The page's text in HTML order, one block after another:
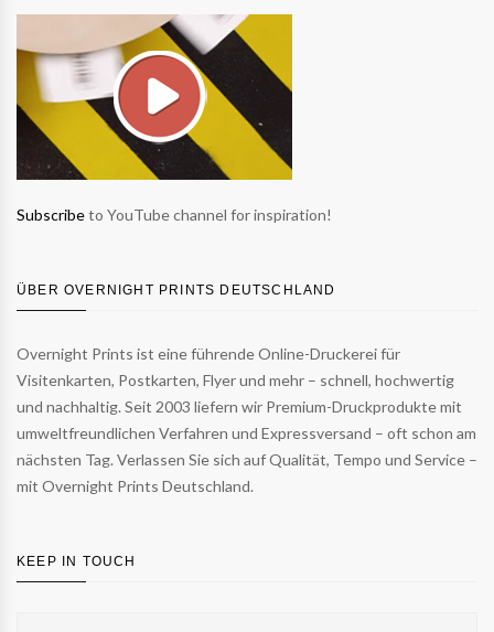
Subscribeto YouTube channel for inspiration!
ÜBER OVERNIGHT PRINTS DEUTSCHLAND
Overnight Prints ist eine führende Online-Druckerei für
Visitenkarten, Postkarten, Flyer und mehr – schnell, hochwertig
und nachhaltig. Seit 2003 liefern wir Premium-Druckprodukte mit
umweltfreundlichen Verfahren und Expressversand – oft schon am
nächsten Tag. Verlassen Sie sich auf Qualität, Tempo und Service –
mit Overnight Prints Deutschland.
KEEP IN TOUCH